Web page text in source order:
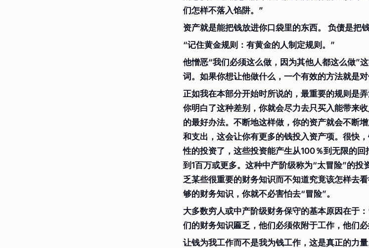
们怎样不落入馅阱。”
资产就是能把钱放进你口袋里的东西。 负债是把
“记住黄金规则：有黄金的人制定规则。”
他憎恶“我们必须这么做，因为其他人都这么做”
词。如果你想让他做什么，一个有效的方法就是
正如我在本部分开始时所说的，最重要的规则是
你明白了这种差别，你就会尽力去只买入能带来
的最好办法。不断地这样做，你的资产就会不断
和支出，这会让你有更多的钱投入资产项。很快
性的投资了，这些投资能产生从100％到无限的
到1百万或更多。这种中产阶级称为“太冒险”的投
乏某些很重要的财务知识而不知道究竟该怎样去
够的财务知识，你就不必害怕去“冒险”。
大多数穷人或中产阶级财务保守的基本原因在于
们的财务知识匾乏，他们必须依附于工作，他们必
让钱为我工作而不是我为钱工作，这是真正的力